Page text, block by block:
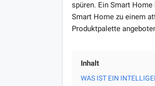
spüren. Ein Smart
Smart Home zu einem
Produktpalette
Inhalt
WAS IST EIN